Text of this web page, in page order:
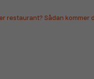
restaurant? Sådan kommer